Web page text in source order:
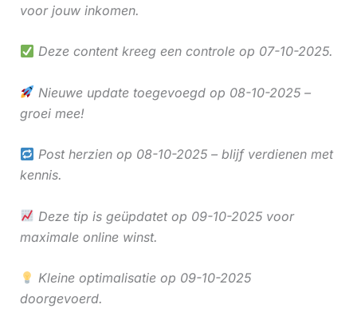
voor jouw inkomen.
Deze content kreeg een controle op 07-10-2025.
Nieuwe update toegevoegd op 08-10-2025 –
groei mee!
Post herzien op 08-10-2025 – blijf verdienen met
kennis.
Deze tip is geüpdatet op 09-10-2025 voor
maximale online winst.
Kleine optimalisatie op 09-10-2025
doorgevoerd.